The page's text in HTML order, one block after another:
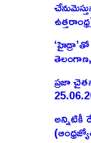
ప్రజా
అన్నిటికీ